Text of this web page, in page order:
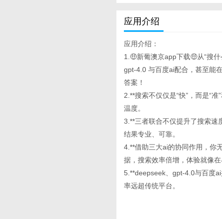
应用介绍
应用介绍：
1.🤑新葡澳京app下载🤑从“搜
gpt-4.0 与百度ai配合，甚至能
答案！
2.**搜索不仅仅是“快”，而是“
温度。
3.**三者联合不仅提升了搜索速
结果专业、可靠。
4.**借助三大ai的协同作用，你
据，搜索效率倍增，体验就像
5.**deepseek、gpt-4.0与百度
率远超传统平台。